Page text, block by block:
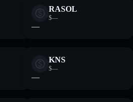
RASOL
$—
—
KNS
$—
—